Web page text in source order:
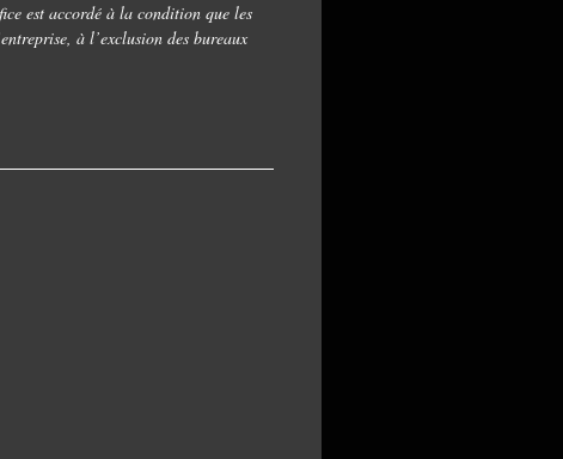
est accordé à la condition que les
à l’exclusion des bureaux